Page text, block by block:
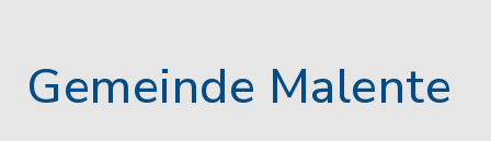
Gemeinde Malente